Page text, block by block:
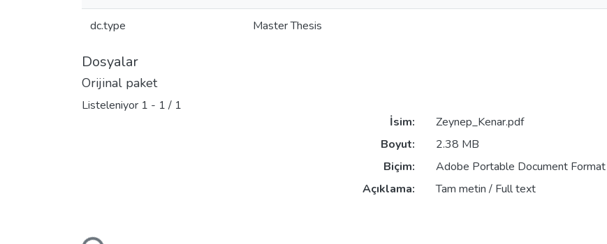
dc.type Master Thesis
Dosyalar
Orijinal paket
Listeleniyor 1 - 1 / 1
İsim:
Zeynep_Kenar.pdf
Boyut:
2.38 MB
Biçim:
Adobe Portable Document Format
Açıklama:
Tam metin / Full text